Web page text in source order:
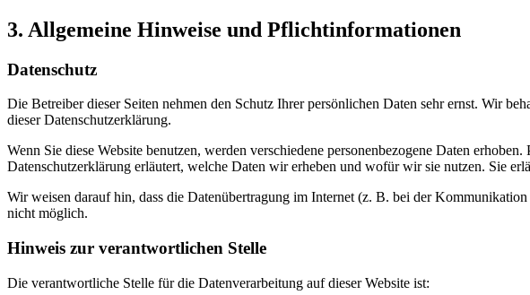
3. Allgemeine Hinweise und Pflicht­informationen
Datenschutz
Die Betreiber dieser Seiten nehmen den Schutz Ihrer persönlichen Daten sehr ernst. Wir
dieser Datenschutzerklärung.
Wenn Sie diese Website benutzen, werden verschiedene personenbezogene Daten
Datenschutzerklärung erläutert, welche Daten wir erheben und wofür wir sie nutzen. Sie
Wir weisen darauf hin, dass die Datenübertragung im Internet (z. B. bei der
nicht möglich.
Hinweis zur verantwortlichen Stelle
Die verantwortliche Stelle für die Datenverarbeitung auf dieser Website ist: